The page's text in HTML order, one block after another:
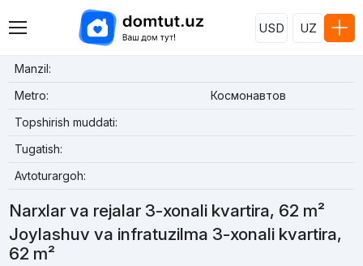
USD UZ
Manzil:
Metro:
Космонавтов
Topshirish muddati:
Tugatish:
Avtoturargoh:
Narxlar va rejalar 3-xonali kvartira, 62 m²
Joylashuv va infratuzilma 3-xonali kvartira,
62 m²